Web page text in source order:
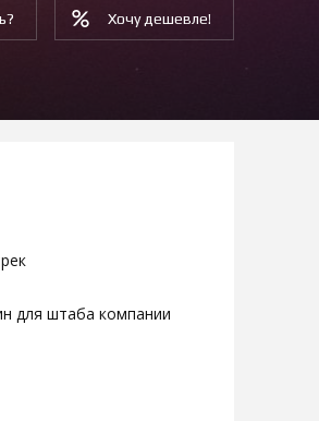
Хочу дешевле!
для штаба компании